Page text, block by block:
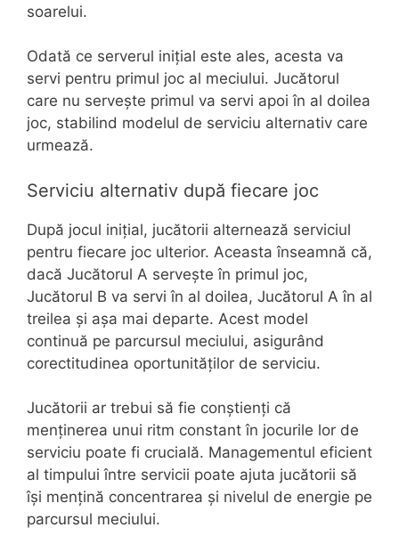
soarelui.
Odată ce serverul inițial este ales, acesta va
servi pentru primul joc al meciului. Jucătorul
care nu servește primul va servi apoi în al doilea
joc, stabilind modelul de serviciu alternativ care
urmează.
Serviciu alternativ după fiecare joc
După jocul inițial, jucătorii alternează serviciul
pentru fiecare joc ulterior. Aceasta înseamnă că,
dacă Jucătorul A servește în primul joc,
Jucătorul B va servi în al doilea, Jucătorul A în al
treilea și așa mai departe. Acest model
continuă pe parcursul meciului, asigurând
corectitudinea oportunităților de serviciu.
Jucătorii ar trebui să fie conștienți că
menținerea unui ritm constant în jocurile lor de
serviciu poate fi crucială. Managementul eficient
al timpului între servicii poate ajuta jucătorii să
își mențină concentrarea și nivelul de energie pe
parcursul meciului.